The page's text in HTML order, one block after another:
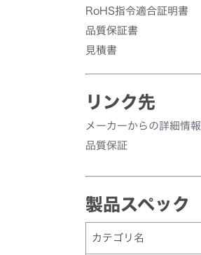
RoHS指令適合証明書
品質保証書
見積書
リンク先
メーカーからの詳細情報
品質保証
製品スペック
カテゴリ名